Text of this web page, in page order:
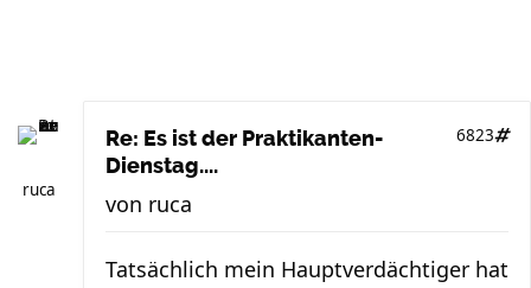
ruca
Re: Es ist der Praktikanten-
Dienstag....
6823
von ruca
Tatsächlich mein Hauptverdächtiger hat